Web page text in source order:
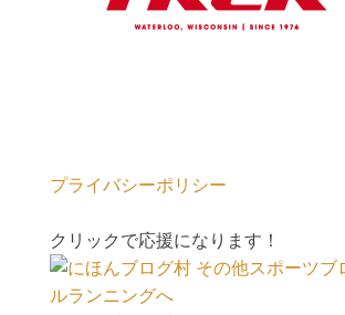
プライバシーポリシー
クリックで応援になります！